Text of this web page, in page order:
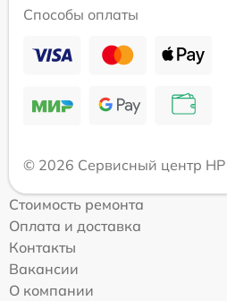
Способы оплаты
© 2026 Сервисный центр HP
Стоимость ремонта
Оплата и доставка
Контакты
Вакансии
О компании